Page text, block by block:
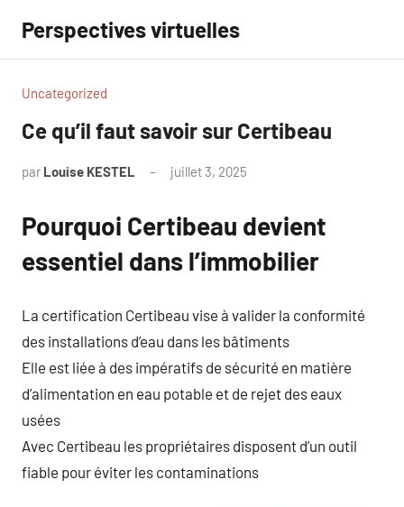
contenu
Perspectives virtuelles
Uncategorized
Ce qu’il faut savoir sur Certibeau
par Louise KESTEL juillet 3, 2025
Pourquoi Certibeau devient
essentiel dans l’immobilier
La certification Certibeau vise à valider la conformité
des installations d’eau dans les bâtiments
Elle est liée à des impératifs de sécurité en matière
d’alimentation en eau potable et de rejet des eaux
usées
Avec Certibeau les propriétaires disposent d’un outil
fiable pour éviter les contaminations